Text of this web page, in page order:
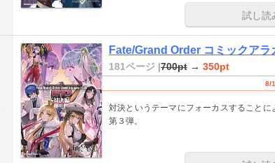
試し読
Fate/Grand Order コミックア
181ページ |700pt → 350pt
8/
対決というテーマにフォーカスすること
第３弾。